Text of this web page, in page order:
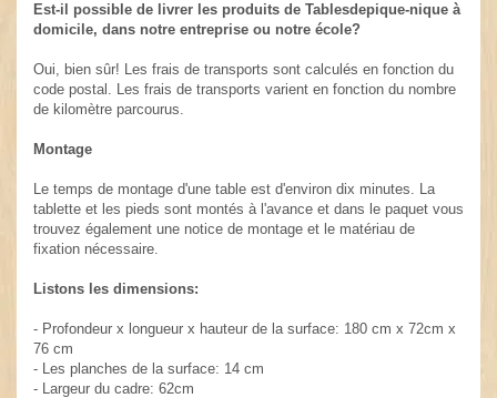
Est-il possible de livrer les produits de Tablesdepique-nique à
domicile, dans notre entreprise ou notre école?
Oui, bien sûr! Les frais de transports sont calculés en fonction du
code postal. Les frais de transports varient en fonction du nombre
de kilomètre parcourus.
Montage
Le temps de montage d'une table est d'environ dix minutes. La
tablette et les pieds sont montés à l'avance et dans le paquet vous
trouvez également une notice de montage et le matériau de
fixation nécessaire.
Listons les dimensions:
- Profondeur x longueur x hauteur de la surface: 180 cm x 72cm x
76 cm
- Les planches de la surface: 14 cm
- Largeur du cadre: 62cm